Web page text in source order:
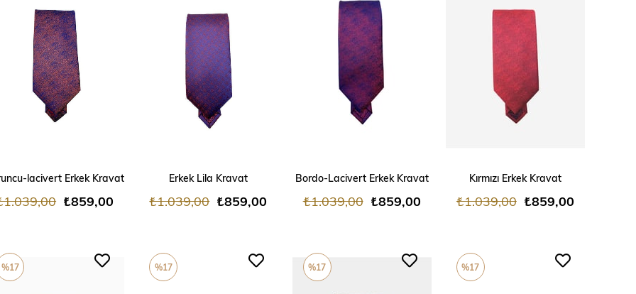
lacivert Erkek Kravat
₺859,00
Erkek Lila Kravat
₺859,00
₺1.039,00
Bordo-Lacivert Erkek Kravat
₺859,00
₺1.039,00
Kırmızı Erkek Kravat
₺859,00
₺1.039,00
%17 %17 %17 %17